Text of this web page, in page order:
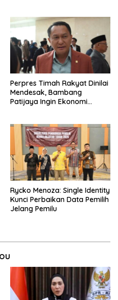
Perpres Timah Rakyat Dinilai
Mendesak, Bambang
Patijaya Ingin Ekonomi
Rycko Menoza: Single Identity
Kunci Perbaikan Data Pemilih
Jelang Pemilu